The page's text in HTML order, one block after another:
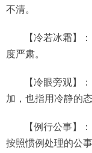
不清。
【冷若冰霜】
度严肃。
【冷眼旁观】
加，也指用冷静的
【例行公事】
按照惯例处理的公事